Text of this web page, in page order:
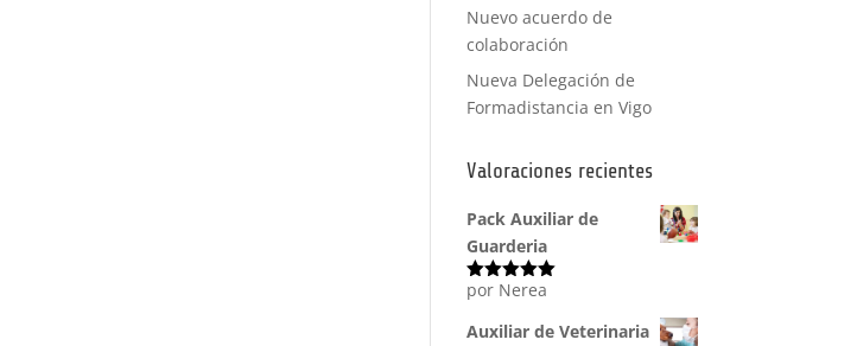
Nuevo acuerdo de
colaboración
Nueva Delegación de
Formadistancia en Vigo
Valoraciones recientes
Pack Auxiliar de
Guarderia
Valorado
por Nerea
Auxiliar de Veterinaria